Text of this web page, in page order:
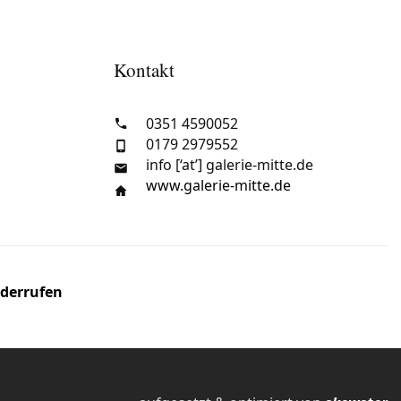
Kontakt
0351 4590052
0179 2979552
info [‘at’] galerie-mitte.de
www.galerie-mitte.de